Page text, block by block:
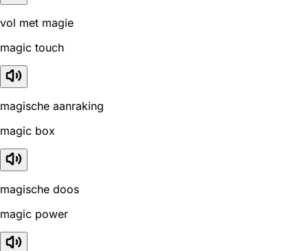
vol met magie
magic touch
magische aanraking
magic box
magische doos
magic power